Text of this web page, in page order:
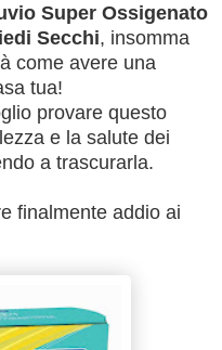
Super Ossigenato
Secchi, insomma
come avere una
tua!
provare questo
e la salute dei
a trascurarla.
finalmente addio ai